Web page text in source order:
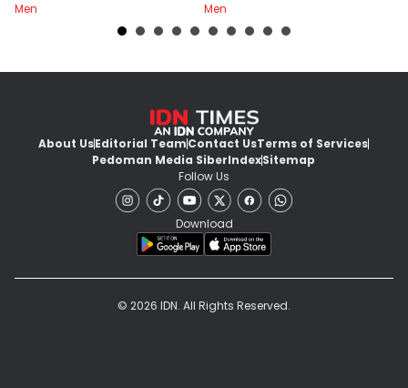
Men
Men
About UsEditorial TeamContact UsTerms of Services
Pedoman Media SiberIndexSitemap
Follow Us
Download
© 2026 IDN. All Rights Reserved.